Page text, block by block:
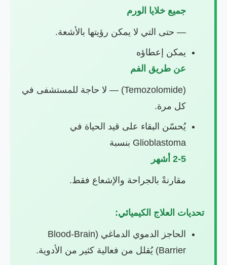
جميع خلايا الورم
— حتى التي لا يمكن رؤيتها بالأشعة.
يمكن إعطاؤه
عن طريق الفم
(Temozolomide) — لا حاجة للمستشفى في
كل مرة.
يُحسّن البقاء على قيد الحياة في
Glioblastoma بنسبة
2-5 أشهر
مقارنةً بالجراحة والإشعاع فقط.
تحديات العلاج الكيميائي:
الحاجز الدموي الدماغي (Blood-Brain
Barrier) يُقلل من فعالية كثير من الأدوية.